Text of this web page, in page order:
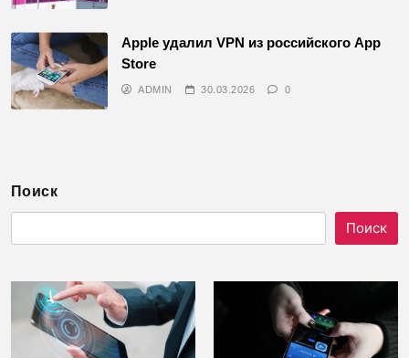
Apple удалил VPN из российского App
Store
ADMIN 30.03.2026 0
Поиск
Поиск